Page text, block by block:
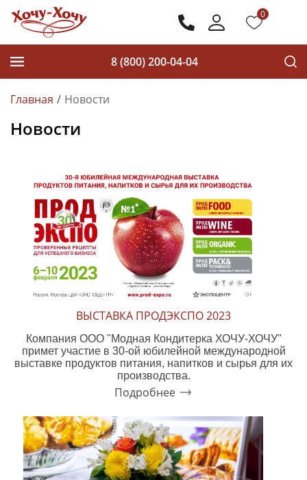
0
8 (800) 200-04-04
Главная Новости
Новости
ВЫСТАВКА ПРОДЭКСПО 2023
Компания ООО "Модная Кондитерка ХОЧУ-ХОЧУ"
примет участие в 30-ой юбилейной международной
выставке продуктов питания, напитков и сырья для их
производства.
Подробнее